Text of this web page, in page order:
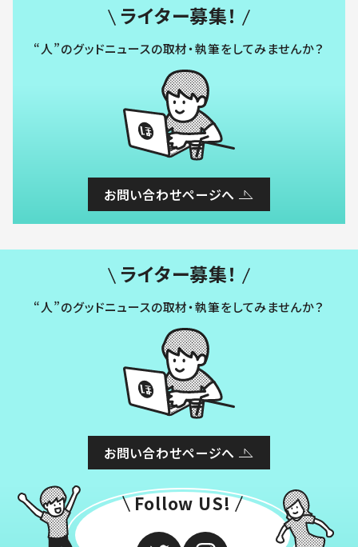
ライター募集！
“人”のグッドニュースの取材・執筆をしてみませんか？
お問い合わせページへ
ライター募集！
“人”のグッドニュースの取材・執筆をしてみませんか？
お問い合わせページへ
Follow US!